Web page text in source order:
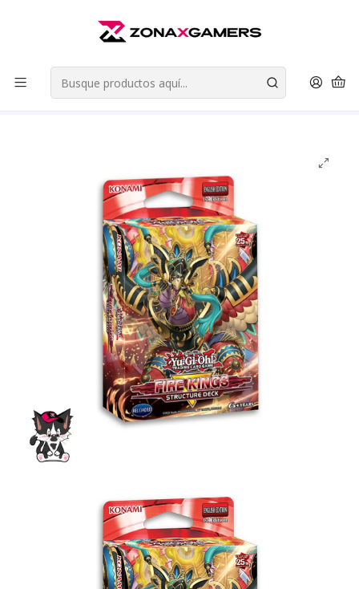
Retiros en Providencia
Leer más
Inicio Cartas Coleccionables Yu-Gi-Oh! TCG
Structure Deck
Structure Deck: Fire Kings (Ingles) - Yu-Gi-Oh! TCG